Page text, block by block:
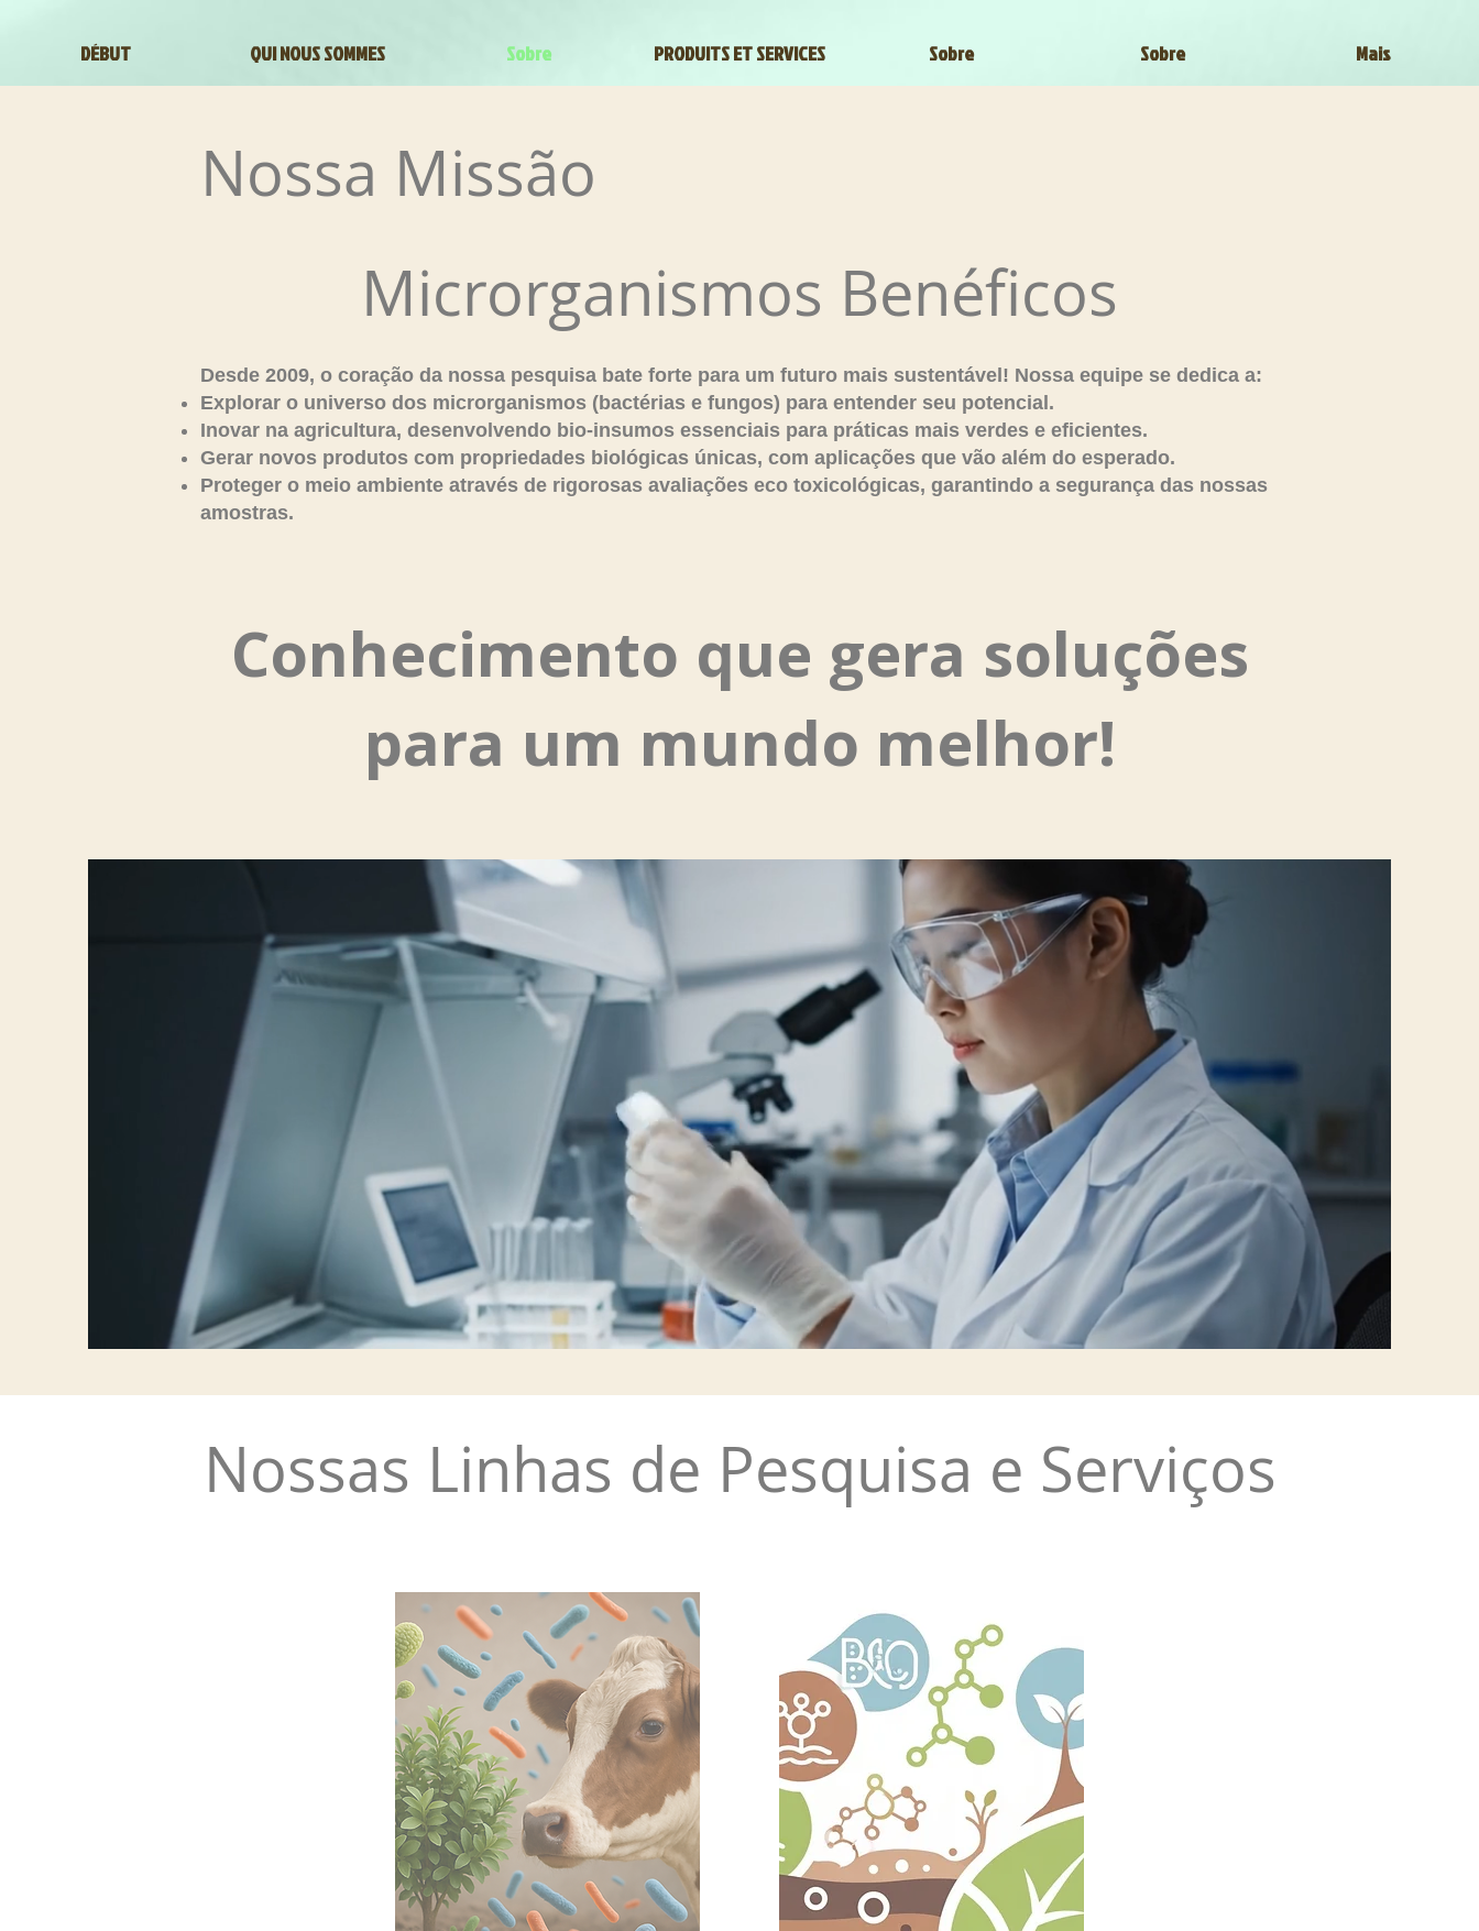
DÉBUT QUI NOUS SOMMES Sobre PRODUITS ET SERVICES Sobre Sobre Mais
Nossa Missão
Microrganismos Benéficos
Desde 2009, o coração da nossa pesquisa bate forte para um futuro mais sustentável! Nossa equipe se dedica a:
Explorar o universo dos microrganismos (bactérias e fungos) para entender seu potencial.
Inovar na agricultura, desenvolvendo bio-insumos essenciais para práticas mais verdes e eficientes.
Gerar novos produtos com propriedades biológicas únicas, com aplicações que vão além do esperado.
Proteger o meio ambiente através de rigorosas avaliações eco toxicológicas, garantindo a segurança das nossas
amostras.
Conhecimento que gera soluções
para um mundo melhor!
Nossas Linhas de Pesquisa e Serviços